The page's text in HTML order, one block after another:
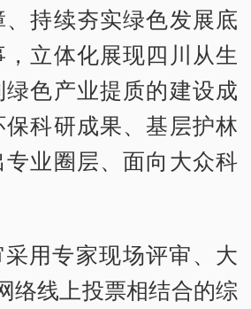
持续夯实绿色发展底
立体化展现四川从生
色产业提质的建设成
科研成果、基层护林
业圈层、面向大众科
用专家现场评审、大
络线上投票相结合的综